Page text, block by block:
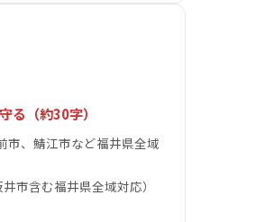
る（約30字）
市、鯖江市など福井県全域
市含む福井県全域対応）